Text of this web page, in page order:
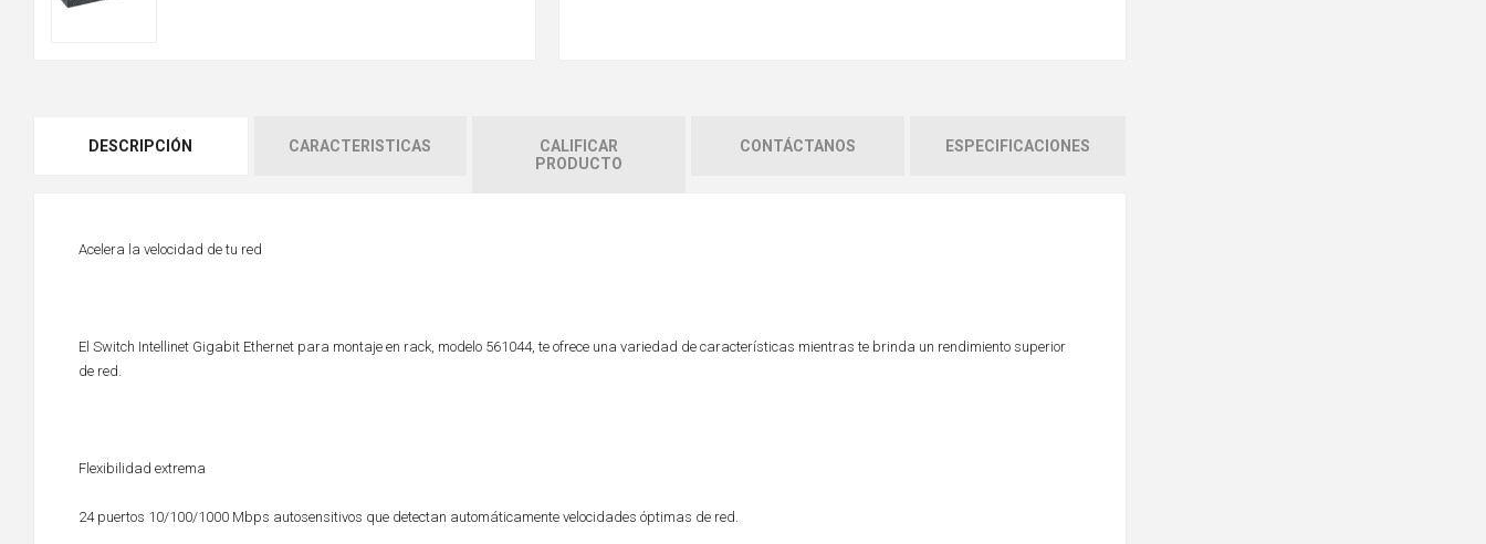
DESCRIPCIÓN CARACTERISTICAS
CALIFICAR
PRODUCTO
CONTÁCTANOS ESPECIFICACIONES
Acelera la velocidad de tu red
El Switch Intellinet Gigabit Ethernet para montaje en rack, modelo 561044, te ofrece una variedad de características mientras te brinda un rendimiento superior
de red.
Flexibilidad extrema
24 puertos 10/100/1000 Mbps autosensitivos que detectan automáticamente velocidades óptimas de red.